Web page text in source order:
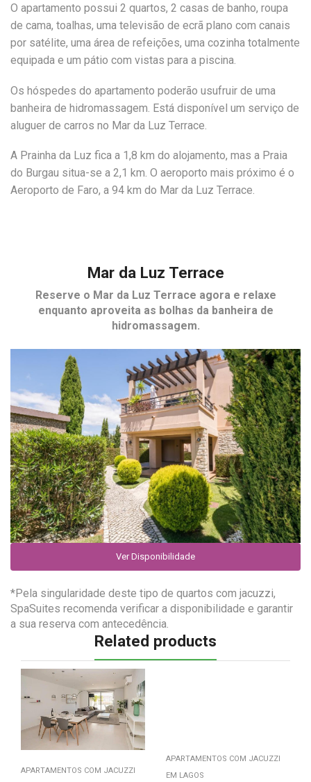
O apartamento possui 2 quartos, 2 casas de banho, roupa
de cama, toalhas, uma televisão de ecrã plano com canais
por satélite, uma área de refeições, uma cozinha totalmente
equipada e um pátio com vistas para a piscina.
Os hóspedes do apartamento poderão usufruir de uma
banheira de hidromassagem. Está disponível um serviço de
aluguer de carros no Mar da Luz Terrace.
A Prainha da Luz fica a 1,8 km do alojamento, mas a Praia
do Burgau situa-se a 2,1 km. O aeroporto mais próximo é o
Aeroporto de Faro, a 94 km do Mar da Luz Terrace.
Mar da Luz Terrace
Reserve o Mar da Luz Terrace agora e relaxe
enquanto aproveita as bolhas da banheira de
hidromassagem.
Ver Disponibilidade
*Pela singularidade deste tipo de quartos com jacuzzi,
SpaSuites recomenda verificar a disponibilidade e garantir
a sua reserva com antecedência.
Related products
APARTAMENTOS COM JACUZZI
APARTAMENTOS COM JACUZZI
EM LAGOS